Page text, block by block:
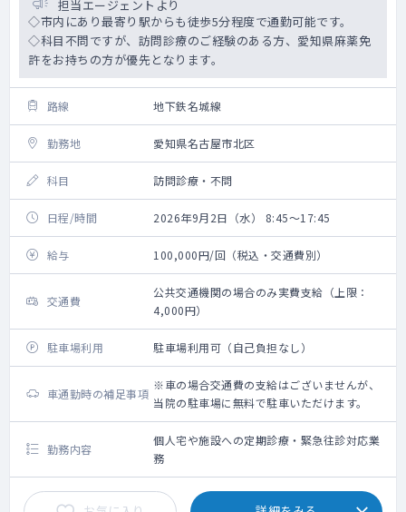
担当エージェントより
◇市内にあり最寄り駅からも徒歩5分程度で通勤可能です。
◇科目不問ですが、訪問診療のご経験のある方、愛知県麻薬免
許をお持ちの方が優先となります。
路線 地下鉄名城線
勤務地 愛知県名古屋市北区
科目 訪問診療・不問
日程/時間 2026年9月2日（水） 8:45～17:45
給与 100,000円/回（税込・交通費別）
交通費
公共交通機関の場合のみ実費支給（上限：
4,000円）
駐車場利用 駐車場利用可（自己負担なし）
車通勤時の補足事項
※車の場合交通費の支給はございませんが、
当院の駐車場に無料で駐車いただけます。
勤務内容
個人宅や施設への定期診療・緊急往診対応業
務